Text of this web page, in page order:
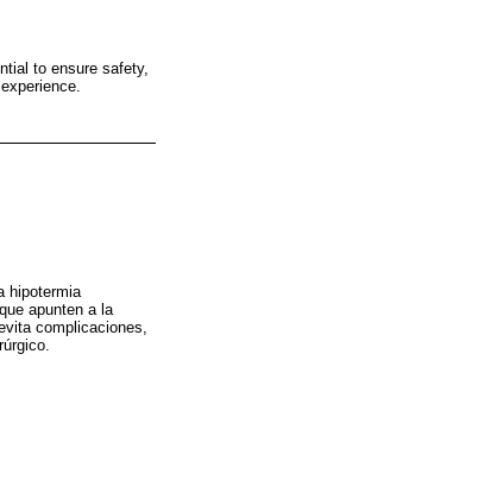
to ensure safety,
hipotermia
apunten a la
complicaciones,